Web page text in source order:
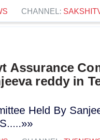
CHANNEL:
Assurance
reddy in
Held By